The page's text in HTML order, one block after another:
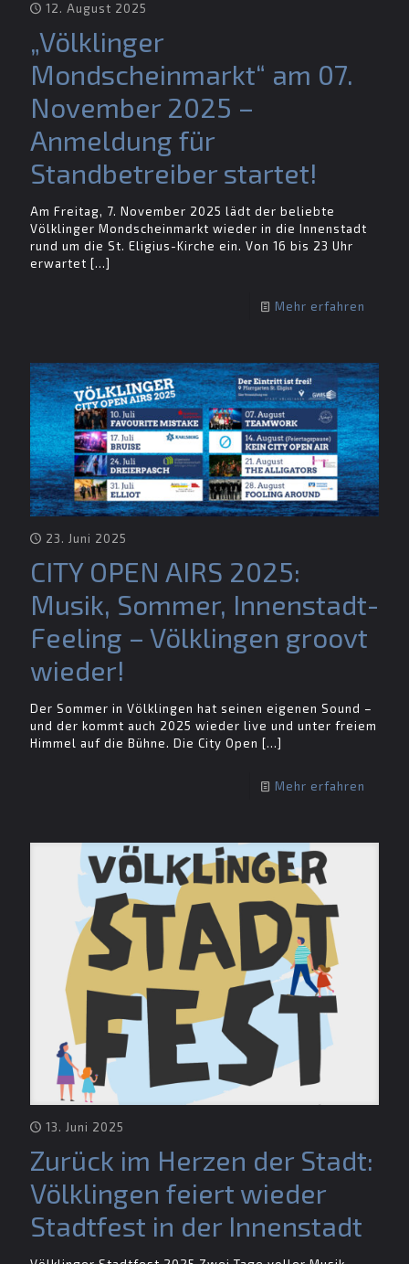
12. August 2025
„Völklinger
Mondscheinmarkt“ am 07.
November 2025 –
Anmeldung für
Standbetreiber startet!
Am Freitag, 7. November 2025 lädt der beliebte
Völklinger Mondscheinmarkt wieder in die Innenstadt
rund um die St. Eligius-Kirche ein. Von 16 bis 23 Uhr
erwartet […]
Mehr erfahren
23. Juni 2025
CITY OPEN AIRS 2025:
Musik, Sommer, Innenstadt-
Feeling – Völklingen groovt
wieder!
Der Sommer in Völklingen hat seinen eigenen Sound –
und der kommt auch 2025 wieder live und unter freiem
Himmel auf die Bühne. Die City Open […]
Mehr erfahren
13. Juni 2025
Zurück im Herzen der Stadt:
Völklingen feiert wieder
Stadtfest in der Innenstadt